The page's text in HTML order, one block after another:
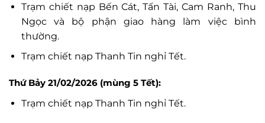
Trạm chiết nạp Bến Cát, Tấn Tài, Cam Ranh, Thu
Ngọc và bộ phận giao hàng làm việc bình
thường.
Trạm chiết nạp Thanh Tin nghỉ Tết.
Thứ Bảy 21/02/2026 (mùng 5 Tết):
Trạm chiết nạp Thanh Tin nghỉ Tết.